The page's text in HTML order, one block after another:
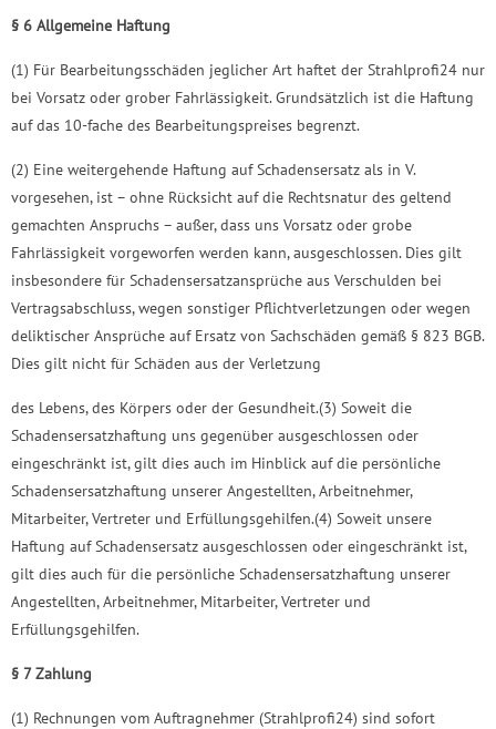
§ 6 Allgemeine Haftung
(1) Für Bearbeitungsschäden jeglicher Art haftet der Strahlprofi24 nur
bei Vorsatz oder grober Fahrlässigkeit. Grundsätzlich ist die Haftung
auf das 10-fache des Bearbeitungspreises begrenzt.
(2) Eine weitergehende Haftung auf Schadensersatz als in V.
vorgesehen, ist – ohne Rücksicht auf die Rechtsnatur des geltend
gemachten Anspruchs – außer, dass uns Vorsatz oder grobe
Fahrlässigkeit vorgeworfen werden kann, ausgeschlossen. Dies gilt
insbesondere für Schadensersatzansprüche aus Verschulden bei
Vertragsabschluss, wegen sonstiger Pflichtverletzungen oder wegen
deliktischer Ansprüche auf Ersatz von Sachschäden gemäß § 823 BGB.
Dies gilt nicht für Schäden aus der Verletzung
des Lebens, des Körpers oder der Gesundheit.(3) Soweit die
Schadensersatzhaftung uns gegenüber ausgeschlossen oder
eingeschränkt ist, gilt dies auch im Hinblick auf die persönliche
Schadensersatzhaftung unserer Angestellten, Arbeitnehmer,
Mitarbeiter, Vertreter und Erfüllungsgehilfen.(4) Soweit unsere
Haftung auf Schadensersatz ausgeschlossen oder eingeschränkt ist,
gilt dies auch für die persönliche Schadensersatzhaftung unserer
Angestellten, Arbeitnehmer, Mitarbeiter, Vertreter und
Erfüllungsgehilfen.
§ 7 Zahlung
(1) Rechnungen vom Auftragnehmer (Strahlprofi24) sind sofort